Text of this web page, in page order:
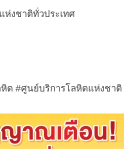
งชาติทั่วประเทศ
ต #ศูนย์บริการโลหิตแห่งชาติ